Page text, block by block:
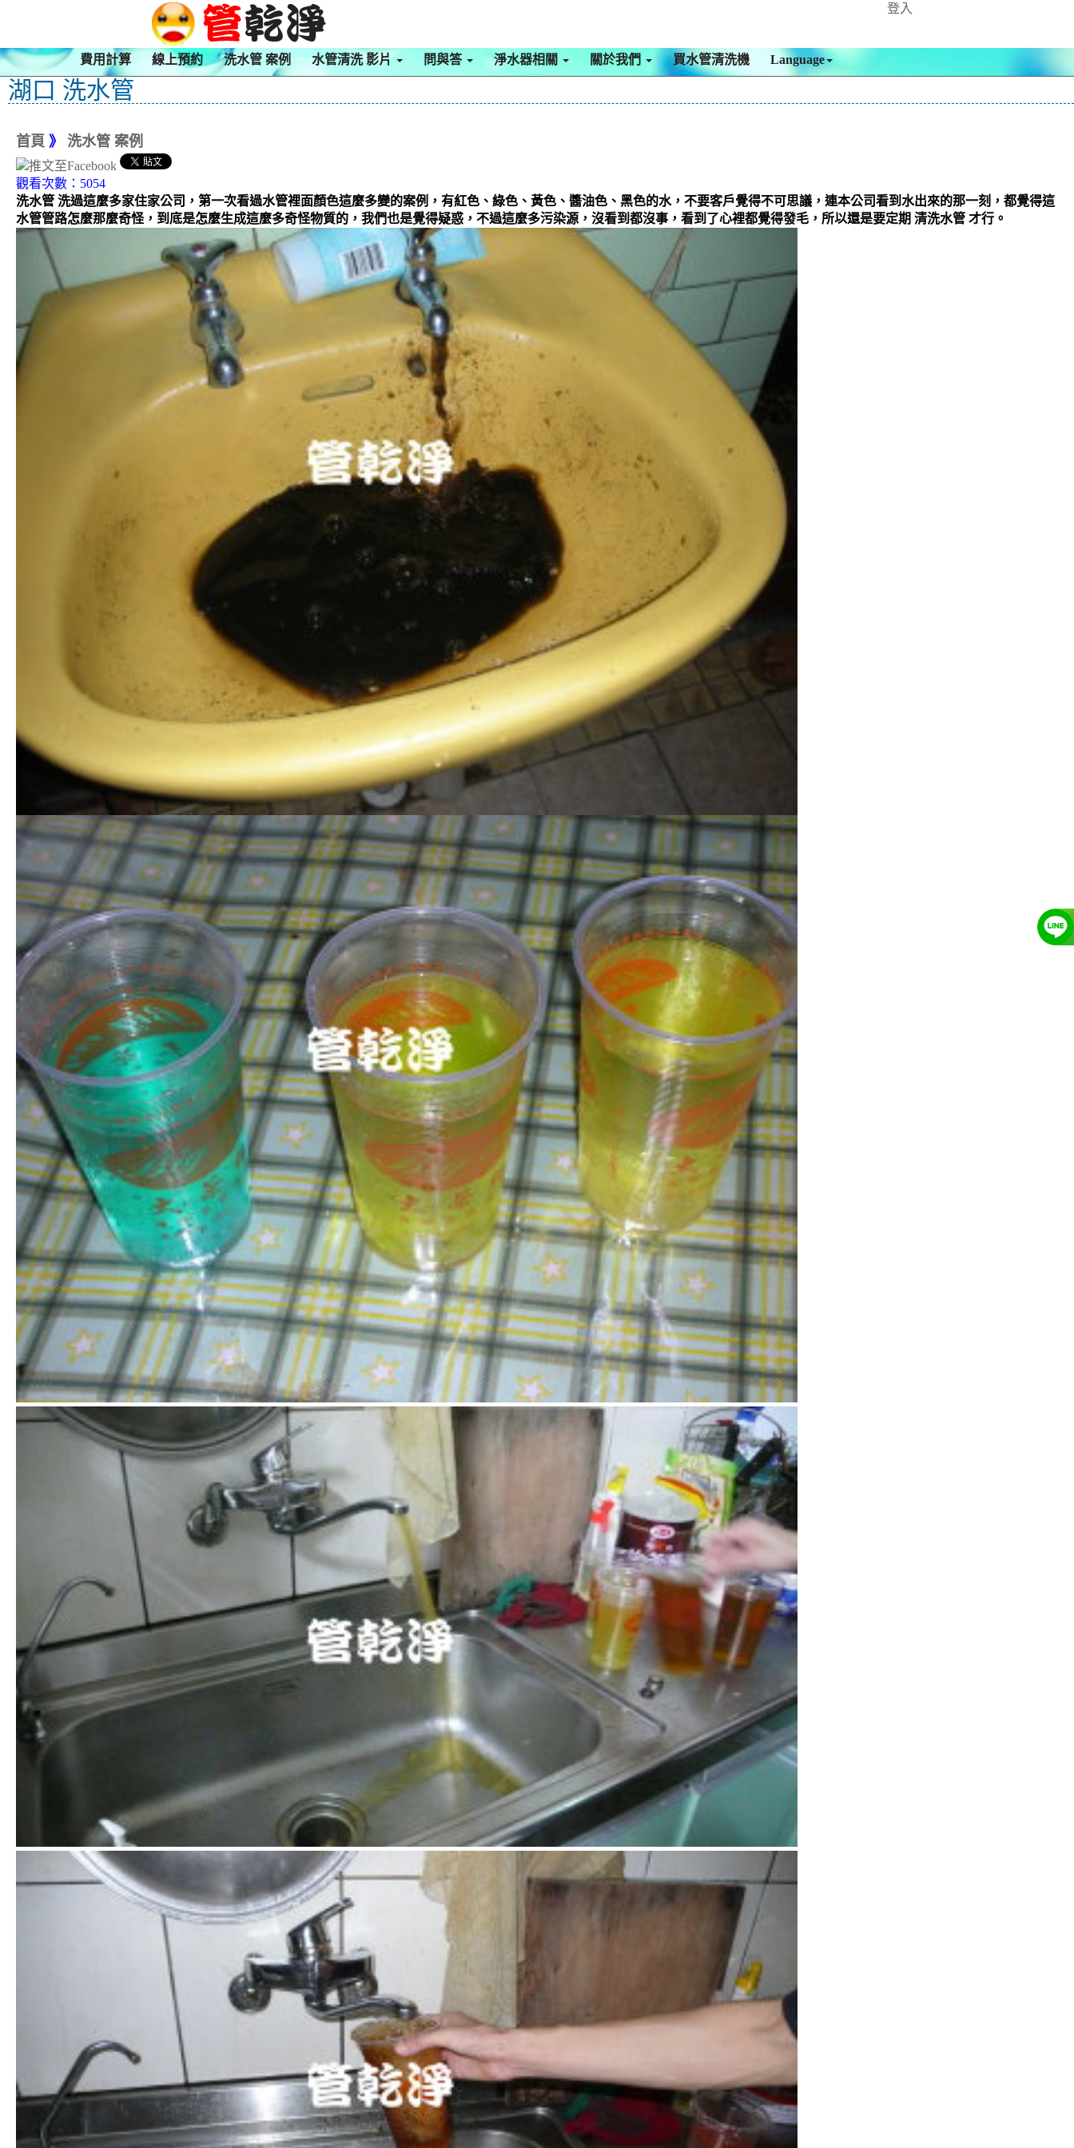
登入
費用計算 線上預約 洗水管 案例 水管清洗 影片 問與答 淨水器相關 關於我們 買水管清洗機 Language
湖口 洗水管
首頁 》 洗水管 案例
觀看次數：5054
洗水管 洗過這麼多家住家公司，第一次看過水管裡面顏色這麼多變的案例，有紅色、綠色、黃色、醬油色、黑色的水，不要客戶覺得不可思議，連本公司看到水出來的那一刻，都覺得這
水管管路怎麼那麼奇怪，到底是怎麼生成這麼多奇怪物質的，我們也是覺得疑惑，不過這麼多污染源，沒看到都沒事，看到了心裡都覺得發毛，所以還是要定期 清洗水管 才行。